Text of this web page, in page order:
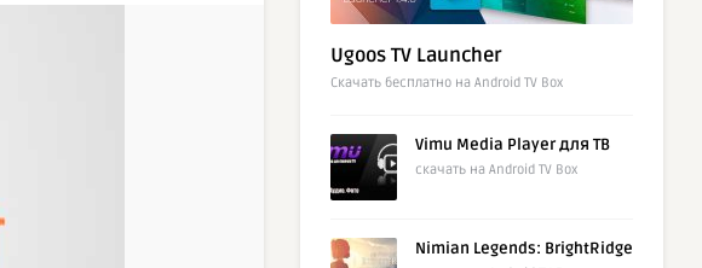
Ugoos TV Launcher
Cкачать бесплатно на Android TV Box
Vimu Media Player для ТВ
скачать на Android TV Box
Nimian Legends: BrightRidge